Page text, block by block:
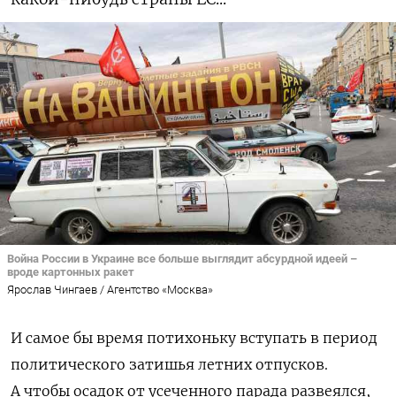
Война России в Украине все больше выглядит абсурдной идеей –
вроде картонных ракет
Ярослав Чингаев / Агентство «Москва»
И самое бы время потихоньку вступать в период
политического затишья летних отпусков.
А чтобы осадок от усеченного парада развеялся,